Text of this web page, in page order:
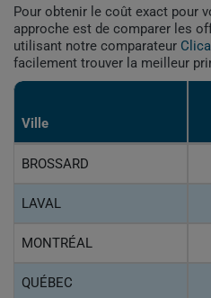
Pour obtenir le coût exact pour
approche est de comparer les
utilisant notre comparateur
facilement trouver la meilleur
Ville
BROSSARD
LAVAL
MONTRÉAL
QUÉBEC